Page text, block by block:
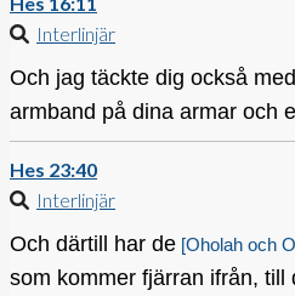
Interlinjär
Och jag täckte dig också med
armband på dina armar och
Hes 23:40
Interlinjär
Och därtill har de [Oholah och
som kommer fjärran ifrån, till